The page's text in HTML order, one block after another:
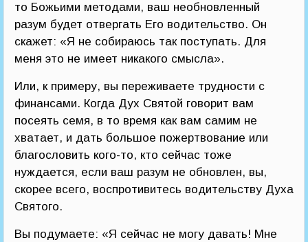
то Божьими методами, ваш необновленный
разум будет отвергать Его водительство. Он
скажет: «Я не собираюсь так поступать. Для
меня это не имеет никакого смысла».
Или, к примеру, вы переживаете трудности с
финансами. Когда Дух Святой говорит вам
посеять семя, в то время как вам самим не
хватает, и дать большое пожертвование или
благословить кого-то, кто сейчас тоже
нуждается, если ваш разум не обновлен, вы,
скорее всего, воспротивитесь водительству Духа
Святого.
Вы подумаете: «Я сейчас не могу давать! Мне